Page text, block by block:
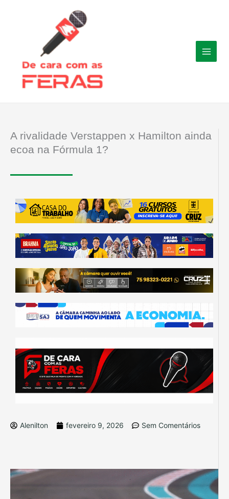
A rivalidade Verstappen x Hamilton ainda
ecoa na Fórmula 1?
Alenilton fevereiro 9, 2026 Sem Comentários